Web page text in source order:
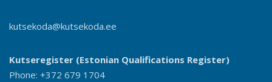
kutsekoda@kutsekoda.ee
Kutseregister (Estonian Qualifications Register)
Phone: +372 679 1704